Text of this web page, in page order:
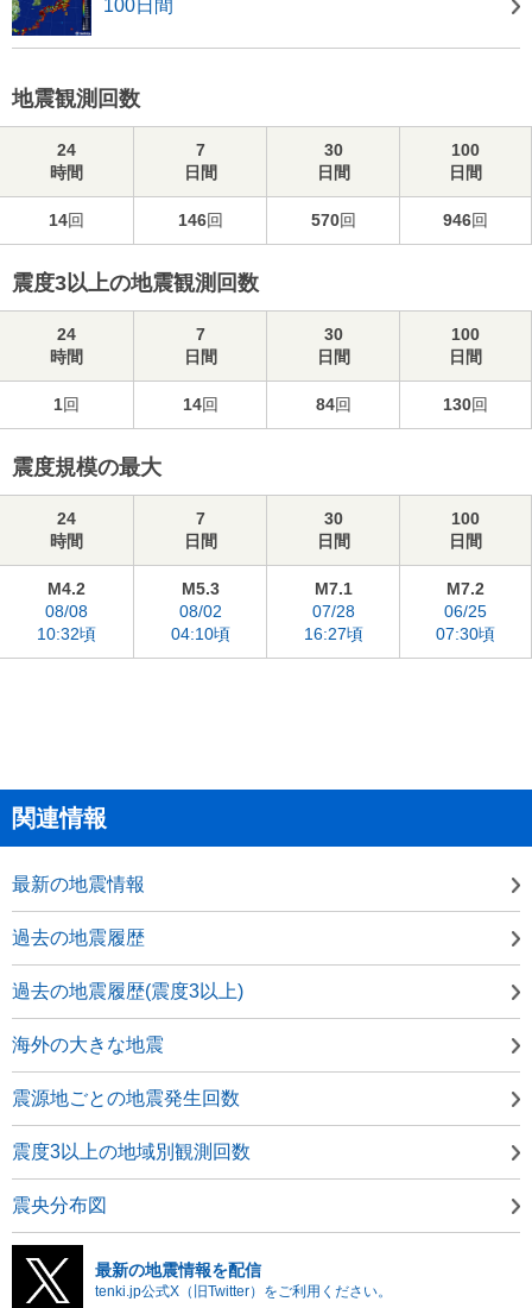
100日間
地震観測回数
24
時間
7
日間
30
日間
100
日間
14回 146回 570回 946回
震度3以上の地震観測回数
24
時間
7
日間
30
日間
100
日間
1回 14回 84回 130回
震度規模の最大
24
時間
7
日間
30
日間
100
日間
M4.2
08/08
10:32頃
M5.3
08/02
04:10頃
M7.1
07/28
16:27頃
M7.2
06/25
07:30頃
関連情報
最新の地震情報
過去の地震履歴
過去の地震履歴(震度3以上)
海外の大きな地震
震源地ごとの地震発生回数
震度3以上の地域別観測回数
震央分布図
最新の地震情報を配信
tenki.jp公式X（旧Twitter）をご利用ください。